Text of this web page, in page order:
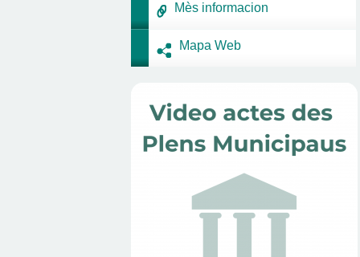
Mès informacion
Mapa Web